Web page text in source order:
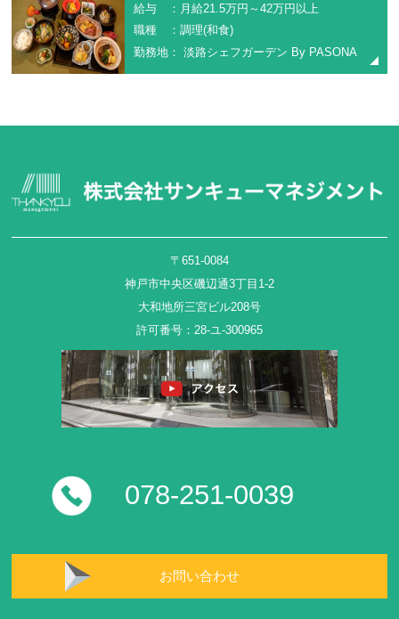
給与 ：月給21.5万円～42万円以上
職種 ：調理(和食)
勤務地： 淡路シェフガーデン By PASONA
〒651-0084
神戸市中央区磯辺通3丁目1-2
大和地所三宮ビル208号
許可番号：28-ユ-300965
078-251-0039
お問い合わせ